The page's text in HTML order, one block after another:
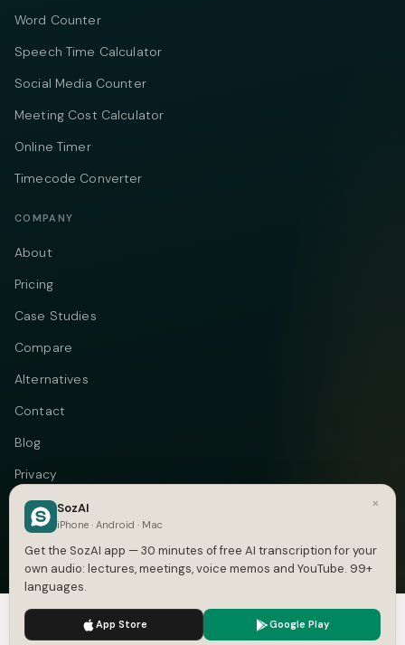
Word Counter
Speech Time Calculator
Social Media Counter
Meeting Cost Calculator
Online Timer
Timecode Converter
COMPANY
About
Pricing
Case Studies
Compare
Alternatives
Contact
Blog
Privacy
Terms
DMCA
© 2026 Vastflow. All rights reserved. TelegramInstagram
We use cookies to enhance your experience.
×
SozAI
iPhone · Android · Mac
Get the SozAI app — 30 minutes of free AI transcription for your
own audio: lectures, meetings, voice memos and YouTube. 99+
languages.
App Store Google Play